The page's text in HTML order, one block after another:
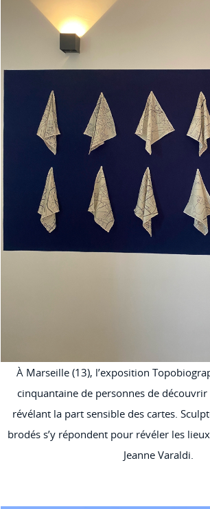
À Marseille (13), l’exposition
cinquantaine de personnes de
révélant la part sensible des cartes.
brodés s’y répondent pour révéler les lieux
Jeanne Varaldi.